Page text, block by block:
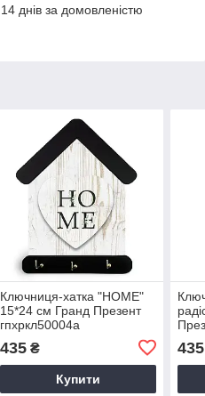
днів за домовленістю
Ключниця-хатка "HOME"
15*24 см Гранд Презент
гпхркл50004а
435₴
Купити
435